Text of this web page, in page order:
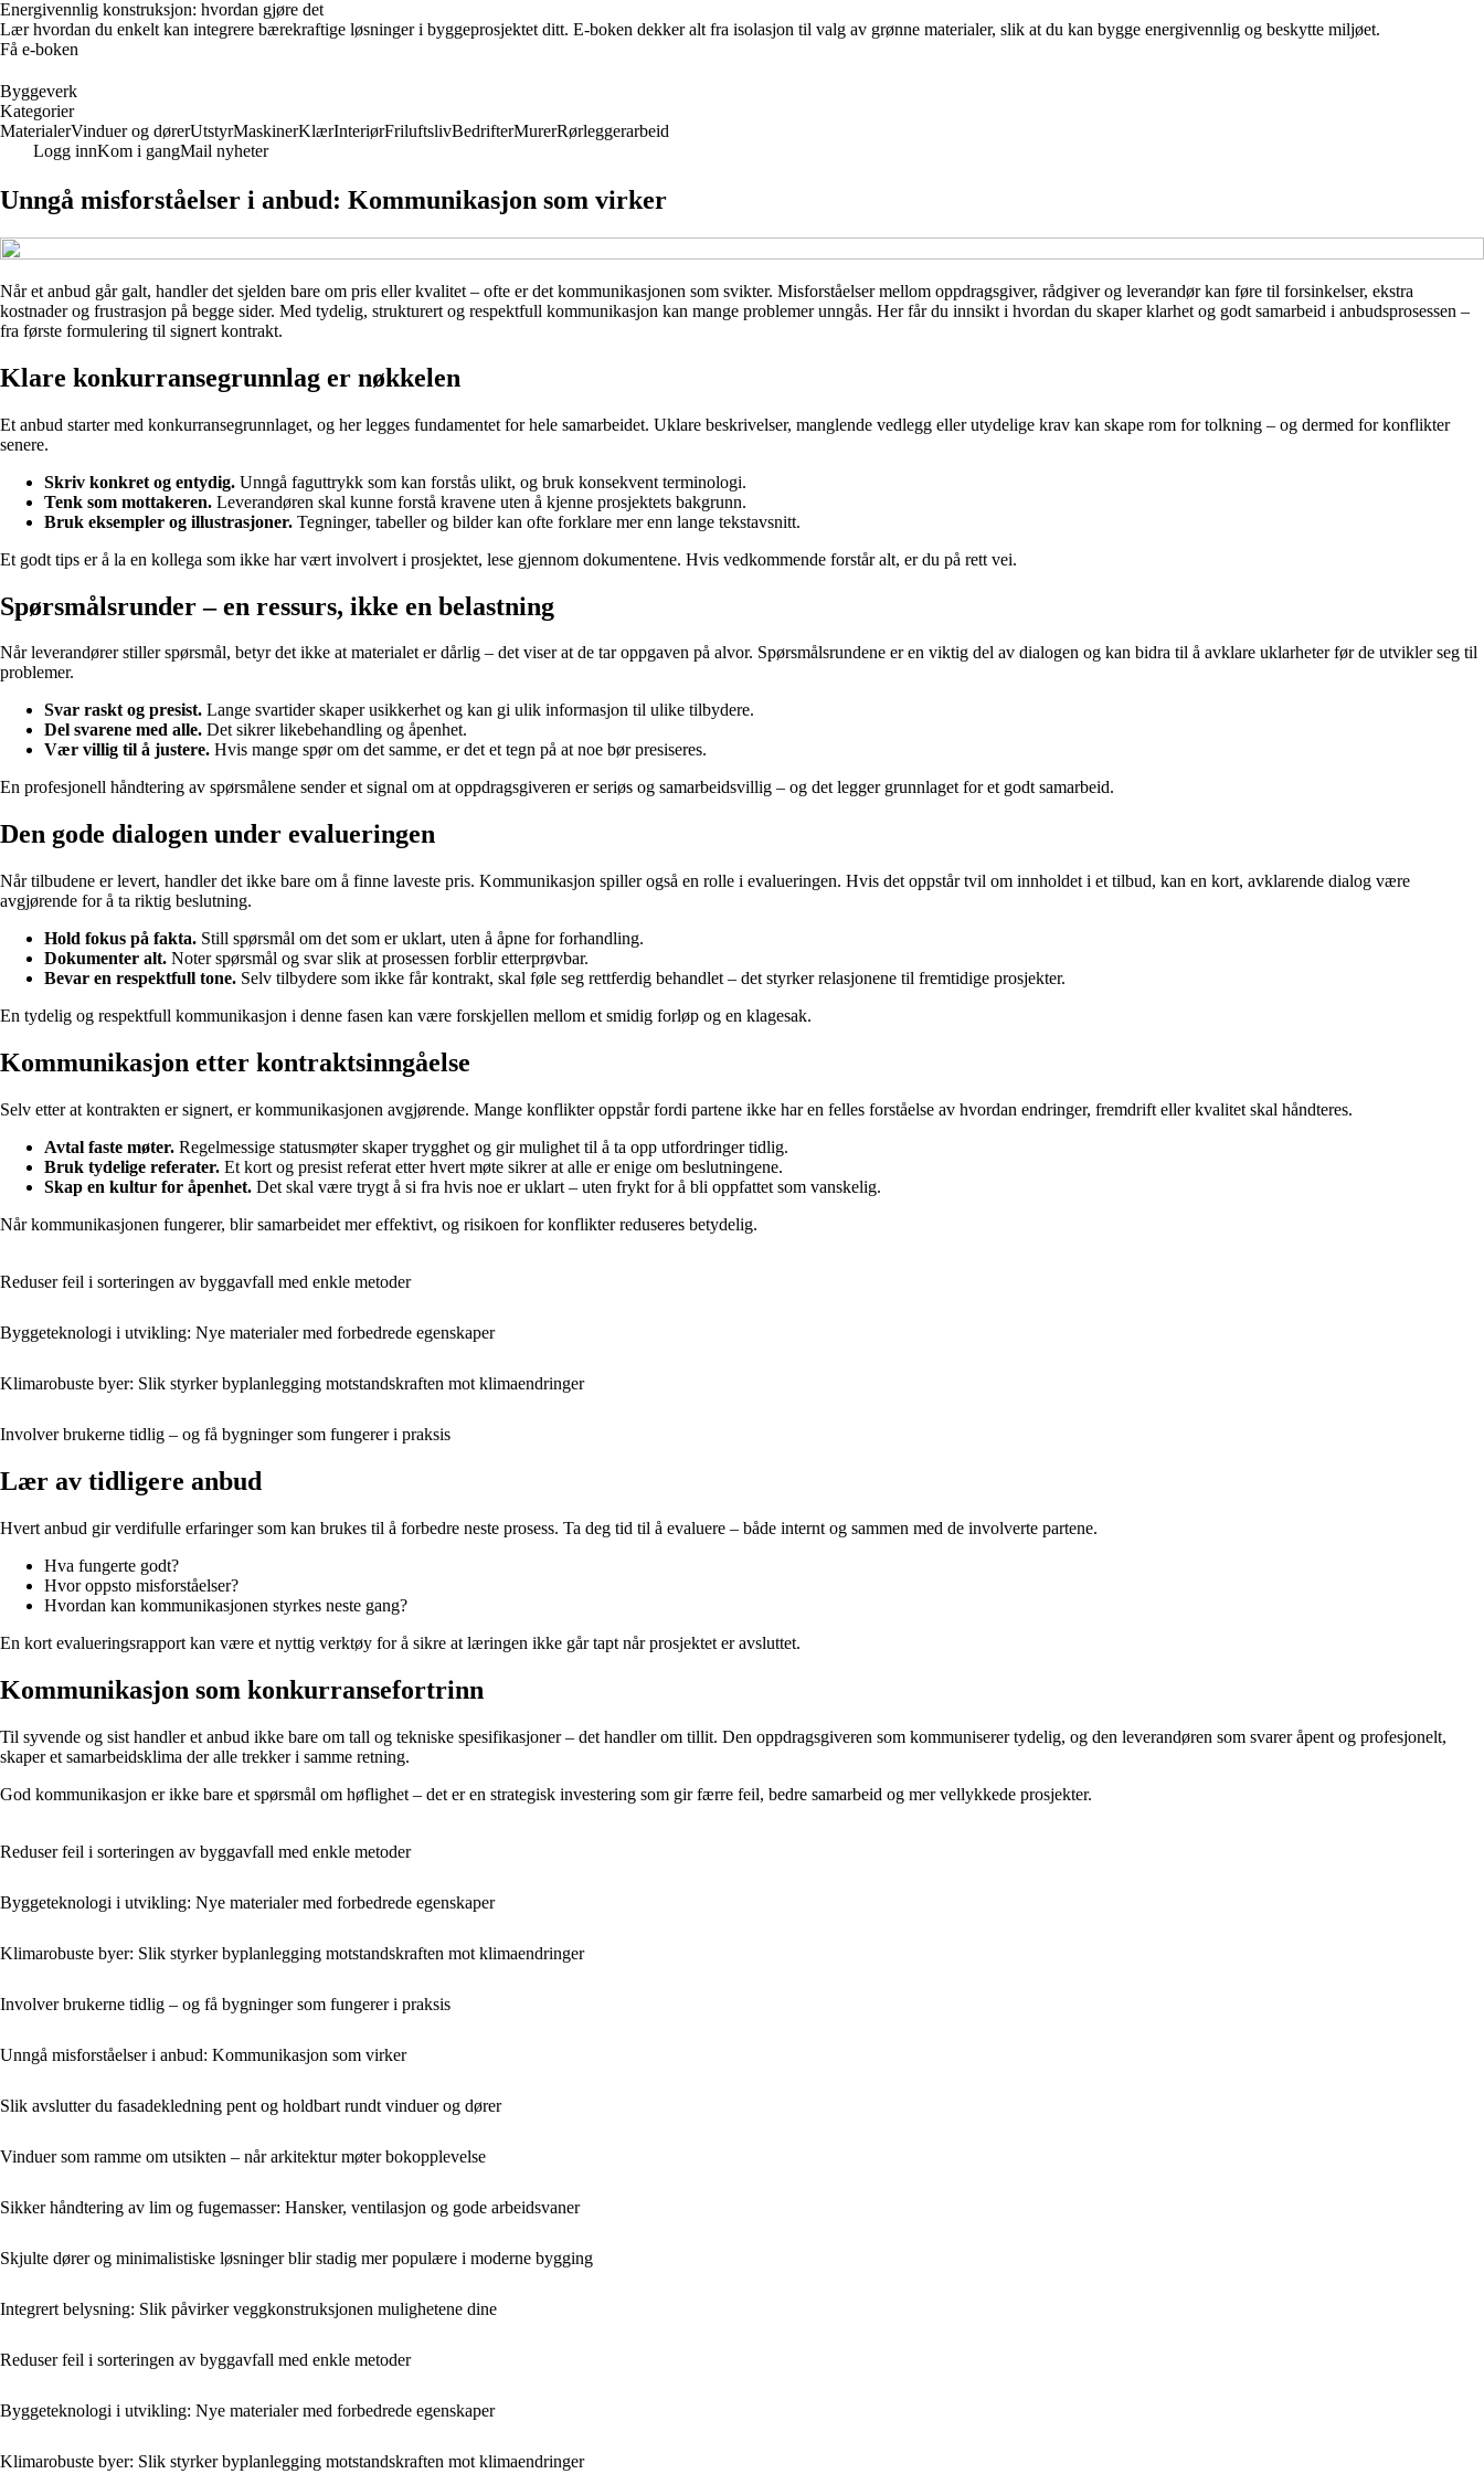
Energivennlig konstruksjon: hvordan gjøre det
Lær hvordan du enkelt kan integrere bærekraftige løsninger i byggeprosjektet ditt. E-boken dekker alt fra isolasjon til valg av grønne materialer, slik at du kan bygge energivennlig og beskytte miljøet.
Få e-boken
Byggeverk
Kategorier
MaterialerVinduer og dørerUtstyrMaskinerKlærInteriørFriluftslivBedrifterMurerRørleggerarbeid
Logg innKom i gangMail nyheter
Unngå misforståelser i anbud: Kommunikasjon som virker
Når et anbud går galt, handler det sjelden bare om pris eller kvalitet – ofte er det kommunikasjonen som svikter. Misforståelser mellom oppdragsgiver, rådgiver og leverandør kan føre til forsinkelser, ekstra
kostnader og frustrasjon på begge sider. Med tydelig, strukturert og respektfull kommunikasjon kan mange problemer unngås. Her får du innsikt i hvordan du skaper klarhet og godt samarbeid i anbudsprosessen –
fra første formulering til signert kontrakt.
Klare konkurransegrunnlag er nøkkelen
Et anbud starter med konkurransegrunnlaget, og her legges fundamentet for hele samarbeidet. Uklare beskrivelser, manglende vedlegg eller utydelige krav kan skape rom for tolkning – og dermed for konflikter
senere.
Skriv konkret og entydig. Unngå faguttrykk som kan forstås ulikt, og bruk konsekvent terminologi.
Tenk som mottakeren. Leverandøren skal kunne forstå kravene uten å kjenne prosjektets bakgrunn.
Bruk eksempler og illustrasjoner. Tegninger, tabeller og bilder kan ofte forklare mer enn lange tekstavsnitt.
Et godt tips er å la en kollega som ikke har vært involvert i prosjektet, lese gjennom dokumentene. Hvis vedkommende forstår alt, er du på rett vei.
Spørsmålsrunder – en ressurs, ikke en belastning
Når leverandører stiller spørsmål, betyr det ikke at materialet er dårlig – det viser at de tar oppgaven på alvor. Spørsmålsrundene er en viktig del av dialogen og kan bidra til å avklare uklarheter før de utvikler seg til
problemer.
Svar raskt og presist. Lange svartider skaper usikkerhet og kan gi ulik informasjon til ulike tilbydere.
Del svarene med alle. Det sikrer likebehandling og åpenhet.
Vær villig til å justere. Hvis mange spør om det samme, er det et tegn på at noe bør presiseres.
En profesjonell håndtering av spørsmålene sender et signal om at oppdragsgiveren er seriøs og samarbeidsvillig – og det legger grunnlaget for et godt samarbeid.
Den gode dialogen under evalueringen
Når tilbudene er levert, handler det ikke bare om å finne laveste pris. Kommunikasjon spiller også en rolle i evalueringen. Hvis det oppstår tvil om innholdet i et tilbud, kan en kort, avklarende dialog være
avgjørende for å ta riktig beslutning.
Hold fokus på fakta. Still spørsmål om det som er uklart, uten å åpne for forhandling.
Dokumenter alt. Noter spørsmål og svar slik at prosessen forblir etterprøvbar.
Bevar en respektfull tone. Selv tilbydere som ikke får kontrakt, skal føle seg rettferdig behandlet – det styrker relasjonene til fremtidige prosjekter.
En tydelig og respektfull kommunikasjon i denne fasen kan være forskjellen mellom et smidig forløp og en klagesak.
Kommunikasjon etter kontraktsinngåelse
Selv etter at kontrakten er signert, er kommunikasjonen avgjørende. Mange konflikter oppstår fordi partene ikke har en felles forståelse av hvordan endringer, fremdrift eller kvalitet skal håndteres.
Avtal faste møter. Regelmessige statusmøter skaper trygghet og gir mulighet til å ta opp utfordringer tidlig.
Bruk tydelige referater. Et kort og presist referat etter hvert møte sikrer at alle er enige om beslutningene.
Skap en kultur for åpenhet. Det skal være trygt å si fra hvis noe er uklart – uten frykt for å bli oppfattet som vanskelig.
Når kommunikasjonen fungerer, blir samarbeidet mer effektivt, og risikoen for konflikter reduseres betydelig.
Reduser feil i sorteringen av byggavfall med enkle metoder
Byggeteknologi i utvikling: Nye materialer med forbedrede egenskaper
Klimarobuste byer: Slik styrker byplanlegging motstandskraften mot klimaendringer
Involver brukerne tidlig – og få bygninger som fungerer i praksis
Lær av tidligere anbud
Hvert anbud gir verdifulle erfaringer som kan brukes til å forbedre neste prosess. Ta deg tid til å evaluere – både internt og sammen med de involverte partene.
Hva fungerte godt?
Hvor oppsto misforståelser?
Hvordan kan kommunikasjonen styrkes neste gang?
En kort evalueringsrapport kan være et nyttig verktøy for å sikre at læringen ikke går tapt når prosjektet er avsluttet.
Kommunikasjon som konkurransefortrinn
Til syvende og sist handler et anbud ikke bare om tall og tekniske spesifikasjoner – det handler om tillit. Den oppdragsgiveren som kommuniserer tydelig, og den leverandøren som svarer åpent og profesjonelt,
skaper et samarbeidsklima der alle trekker i samme retning.
God kommunikasjon er ikke bare et spørsmål om høflighet – det er en strategisk investering som gir færre feil, bedre samarbeid og mer vellykkede prosjekter.
Reduser feil i sorteringen av byggavfall med enkle metoder
Byggeteknologi i utvikling: Nye materialer med forbedrede egenskaper
Klimarobuste byer: Slik styrker byplanlegging motstandskraften mot klimaendringer
Involver brukerne tidlig – og få bygninger som fungerer i praksis
Unngå misforståelser i anbud: Kommunikasjon som virker
Slik avslutter du fasadekledning pent og holdbart rundt vinduer og dører
Vinduer som ramme om utsikten – når arkitektur møter bokopplevelse
Sikker håndtering av lim og fugemasser: Hansker, ventilasjon og gode arbeidsvaner
Skjulte dører og minimalistiske løsninger blir stadig mer populære i moderne bygging
Integrert belysning: Slik påvirker veggkonstruksjonen mulighetene dine
Reduser feil i sorteringen av byggavfall med enkle metoder
Byggeteknologi i utvikling: Nye materialer med forbedrede egenskaper
Klimarobuste byer: Slik styrker byplanlegging motstandskraften mot klimaendringer